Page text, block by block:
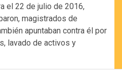
el 22 de julio de 2016,
magistrados de
apuntaban contra él por
lavado de activos y